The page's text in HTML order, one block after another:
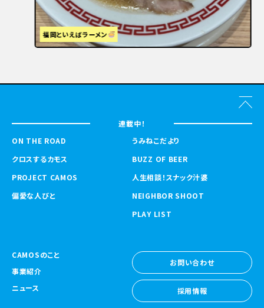
福岡といえばラーメン
連載中！
ON THE ROAD
クロスするカモス
PROJECT CAMOS
偏愛な人びと
うみねこだより
BUZZ OF BEER
人生相談！スナック汁婆
NEIGHBOR SHOOT
PLAY LIST
CAMOSのこと
事業紹介
ニュース
お問い合わせ
お問い合わせ
採用情報